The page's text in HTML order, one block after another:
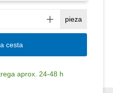
pieza
cesta
aprox. 24-48 h